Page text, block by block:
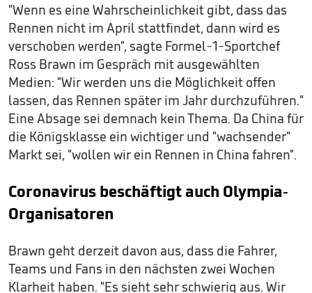
"Wenn es eine Wahrscheinlichkeit gibt, dass das
Rennen nicht im April stattfindet, dann wird es
verschoben werden", sagte Formel-1-Sportchef
Ross Brawn im Gespräch mit ausgewählten
Medien: "Wir werden uns die Möglichkeit offen
lassen, das Rennen später im Jahr durchzuführen."
Eine Absage sei demnach kein Thema. Da China für
die Königsklasse ein wichtiger und "wachsender"
Markt sei, "wollen wir ein Rennen in China fahren".
Coronavirus beschäftigt auch Olympia-
Organisatoren
Brawn geht derzeit davon aus, dass die Fahrer,
Teams und Fans in den nächsten zwei Wochen
Klarheit haben. "Es sieht sehr schwierig aus. Wir